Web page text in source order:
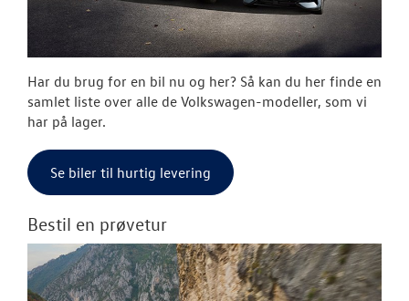
RESERVEDELE
NYHEDER
OM OS
Har du brug for en bil nu og her? Så kan du her finde en
samlet liste over alle de Volkswagen-modeller, som vi
har på lager.
Se biler til hurtig levering
Bestil en prøvetur